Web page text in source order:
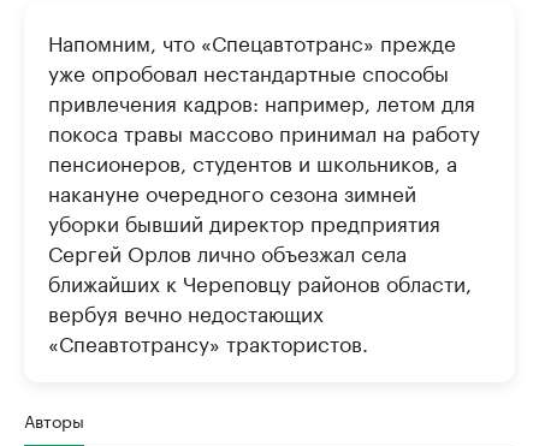
Напомним, что «Спецавтотранс» прежде
уже опробовал нестандартные способы
привлечения кадров: например, летом для
покоса травы массово принимал на работу
пенсионеров, студентов и школьников, а
накануне очередного сезона зимней
уборки бывший директор предприятия
Сергей Орлов лично объезжал села
ближайших к Череповцу районов области,
вербуя вечно недостающих
«Спеавтотрансу» трактористов.
Авторы